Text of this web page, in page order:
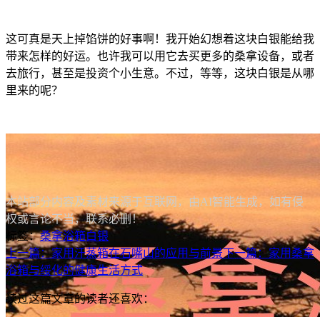
这可真是天上掉馅饼的好事啊！我开始幻想着这块白银能给我
带来怎样的好运。也许我可以用它去买更多的桑拿设备，或者
去旅行，甚至是投资个小生意。不过，等等，这块白银是从哪
里来的呢？
本站部分内容及素材来源于互联网，由AI智能生成，如有侵
权或言论不当，联系必删！
标签：桑拿浴箱白银
上一篇：家用汗蒸箱在石嘴山的应用与前景下一篇：家用桑拿
浴箱与绥化的健康生活方式
读过这篇文章的读者还喜欢：